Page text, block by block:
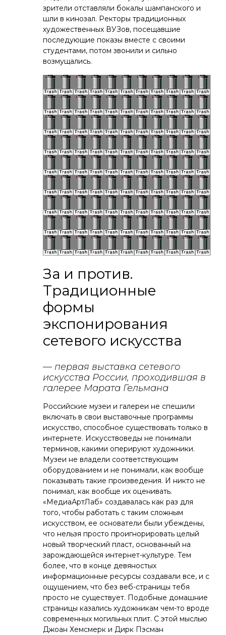
зрители отставляли бокалы шампанского и
шли в кинозал. Ректоры традиционных
художественных ВУЗов, посещавшие
последующие показы вместе с своими
студентами, потом звонили и сильно
возмущались.
За и против.
Традиционные
формы
экспонирования
сетевого искусства
— первая выставка сетевого
искусства России, проходившая в
галерее Марата Гельмана
Российские музеи и галереи не спешили
включать в свои выставочные программы
искусство, способное существовать только в
интернете. Искусствоведы не понимали
терминов, какими оперируют художники.
Музеи не владели соответствующим
оборудованием и не понимали, как вообще
показывать такие произведения. И никто не
понимал, как вообще их оценивать.
«МедиаАртЛаб» создавалась как раз для
того, чтобы работать с таким сложным
искусством, ее основатели были убеждены,
что нельзя просто проигнорировать целый
новый творческий пласт, основанный на
зарождающейся интернет-культуре. Тем
более, что в конце девяностых
информационные ресурсы создавали все, и с
ощущением, что без веб-страницы тебя
просто не существует. Подобные домашние
страницы казались художникам чем-то вроде
современных могильных плит. С этой мыслью
Джоан Хемсмерк и Дирк Пэсман